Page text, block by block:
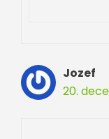
Jozef
20.